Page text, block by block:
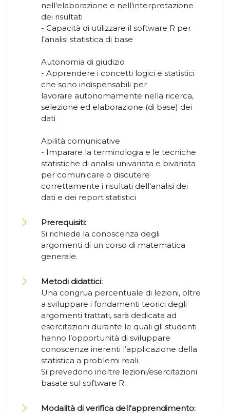
nell'elaborazione e nell'interpretazione
dei risultati
- Capacità di utilizzare il software R per
l’analisi statistica di base
Autonomia di giudizio
- Apprendere i concetti logici e statistici
che sono indispensabili per
lavorare autonomamente nella ricerca,
selezione ed elaborazione (di base) dei
dati
Abilità comunicative
- Imparare la terminologia e le tecniche
statistiche di analisi univariata e bivariata
per comunicare o discutere
correttamente i risultati dell'analisi dei
dati e dei report statistici
Prerequisiti:
Si richiede la conoscenza degli
argomenti di un corso di matematica
generale.
Metodi didattici:
Una congrua percentuale di lezioni, oltre
a sviluppare i fondamenti teorici degli
argomenti trattati, sarà dedicata ad
esercitazioni durante le quali gli studenti
hanno l’opportunità di sviluppare
conoscenze inerenti l’applicazione della
statistica a problemi reali.
Si prevedono inoltre lezioni/esercitazioni
basate sul software R
Modalità di verifica dell'apprendimento: